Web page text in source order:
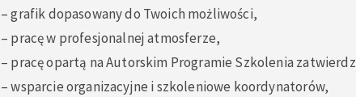
– grafik dopasowany do Twoich możliwości,
– pracę w profesjonalnej atmosferze,
– pracę opartą na Autorskim Programie Szkolenia
–wsparcie organizacyjne i szkoleniowe koordynatorów,